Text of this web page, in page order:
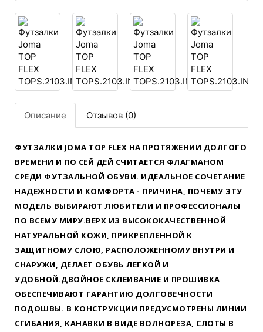
Описание Отзывов (0)
ФУТЗАЛКИ JOMA TOP FLEX НА ПРОТЯЖЕНИИ ДОЛГОГО
ВРЕМЕНИ И ПО СЕЙ ДЕЙ СЧИТАЕТСЯ ФЛАГМАНОМ
СРЕДИ ФУТЗАЛЬНОЙ ОБУВИ. ИДЕАЛЬНОЕ СОЧЕТАНИЕ
НАДЕЖНОСТИ И КОМФОРТА - ПРИЧИНА, ПОЧЕМУ ЭТУ
МОДЕЛЬ ВЫБИРАЮТ ЛЮБИТЕЛИ И ПРОФЕССИОНАЛЫ
ПО ВСЕМУ МИРУ.ВЕРХ ИЗ ВЫСОКОКАЧЕСТВЕННОЙ
НАТУРАЛЬНОЙ КОЖИ, ПРИКРЕПЛЕННОЙ К
ЗАЩИТНОМУ СЛОЮ, РАСПОЛОЖЕННОМУ ВНУТРИ И
СНАРУЖИ, ДЕЛАЕТ ОБУВЬ ЛЕГКОЙ И
УДОБНОЙ.ДВОЙНОЕ СКЛЕИВАНИЕ И ПРОШИВКА
ОБЕСПЕЧИВАЮТ ГАРАНТИЮ ДОЛГОВЕЧНОСТИ
ПОДОШВЫ. В КОНСТРУКЦИИ ПРЕДУСМОТРЕНЫ ЛИНИИ
СГИБАНИЯ, КАНАВКИ В ВИДЕ ВОЛНОРЕЗА, СЛОТЫ В